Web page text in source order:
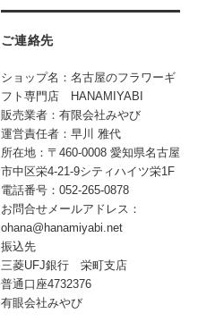
ご連絡先
ショップ名：名古屋のフラワーギ
フト専門店 HANAMIYABI
販売業者：有限会社みやび
運営責任者：早川 雅代
所在地：〒460-0008 愛知県名古屋
市中区栄4-21-9シティハイツ栄1F
電話番号：052-265-0878
お問合せメールアドレス：
ohana@hanamiyabi.net
振込先
三菱UFJ銀行 栄町支店
普通口座4732376
有眼会社みやび